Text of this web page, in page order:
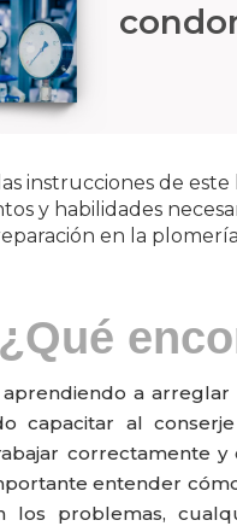
instrucciones de
y habilidades
en la
¿Qué
aprendiendo a
capacitar al
correctamente
entender
los problemas,